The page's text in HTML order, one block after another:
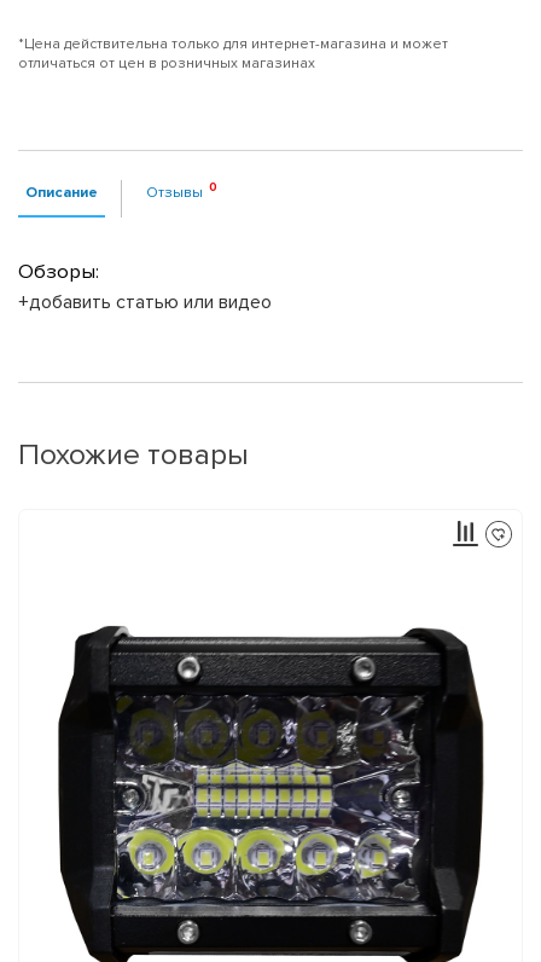
*Цена действительна только для интернет-магазина и может
отличаться от цен в розничных магазинах
Описание Отзывы
Обзоры:
+добавить статью или видео
Похожие товары